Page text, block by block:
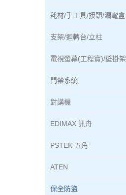
耗材/手工具/接頭/漏電盒
支架/迴轉台/立柱
電視螢幕(工程寶)/壁掛架
門禁系統
對講機
EDIMAX 訊舟
PSTEK 五角
ATEN
保全防盜